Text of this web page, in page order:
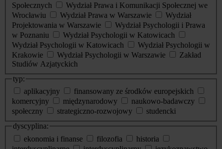
Społecznych
Wydział Prawa i Komunikacji Społecznej we
Wrocławiu
Wydział Prawa w Warszawie
Wydział
Projektowania w Warszawie
Wydział Psychologii i Prawa
w Poznaniu
Wydział Psychologii w Katowicach
Wydział Psychologii w Katowicach
Wydział Psychologii w
Krakowie
Wydział Psychologii w Warszawie
Zakład
Studiów Azjatyckich
typ:
aplikacyjny
finansowany ze środków europejskich
komercyjny
międzynarodowy
naukowo-badawczy
społeczny
strategiczno-rozwojowy
studencki
dyscyplina:
ekonomia i finanse
filozofia
historia